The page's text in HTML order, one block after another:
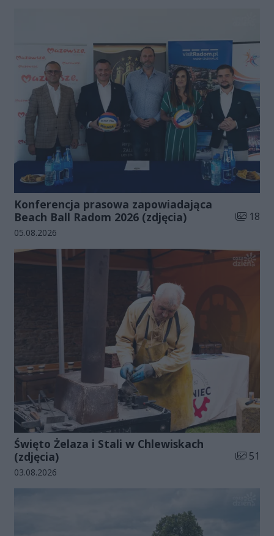
Konferencja prasowa zapowiadająca
Beach Ball Radom 2026 (zdjęcia)
Liczba
18
Data dodania galerii:
05.08.2026
Święto Żelaza i Stali w Chlewiskach
(zdjęcia)
Liczba
51
Data dodania galerii:
03.08.2026